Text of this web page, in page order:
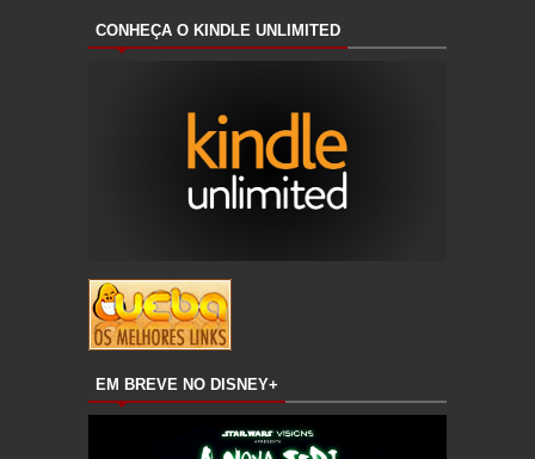
CONHEÇA O KINDLE UNLIMITED
EM BREVE NO DISNEY+